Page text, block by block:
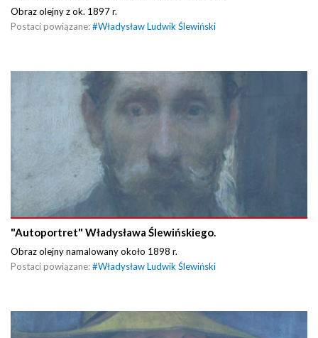
Obraz olejny z ok. 1897 r.
Postaci powiązane:#Władysław Ludwik Ślewiński
"Autoportret" Władysława Ślewińskiego.
Obraz olejny namalowany około 1898 r.
Postaci powiązane:#Władysław Ludwik Ślewiński